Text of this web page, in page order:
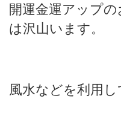
開運金運アップ
は沢山います。
風水などを利用し